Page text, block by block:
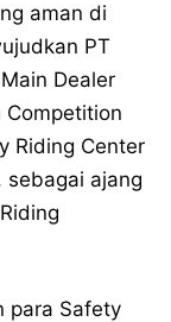
aman di
PT
Dealer
Competition
Riding Center
ajang
para Safety